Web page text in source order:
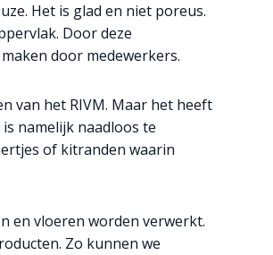
Het is glad en niet poreus.
Door deze
door medewerkers.
van het RIVM. Maar het heeft
namelijk naadloos te
of kitranden waarin
en vloeren worden verwerkt.
Zo kunnen we